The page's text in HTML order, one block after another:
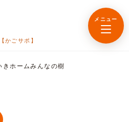
かごサポ】
メニュー
きホームみんなの樹